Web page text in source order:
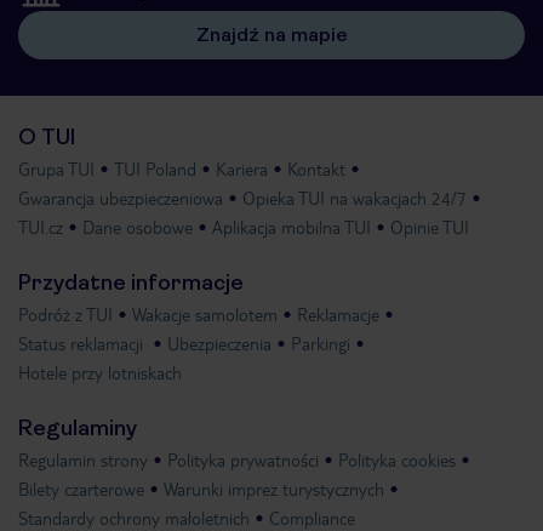
Znajdź na mapie
O TUI
Grupa TUI TUI Poland Kariera
Kontakt
Gwarancja ubezpieczeniowa
Opieka TUI na wakacjach 24/7
TUI.cz
Dane osobowe Aplikacja mobilna TUI Opinie TUI
Przydatne informacje
Podróż z TUI Wakacje samolotem
Reklamacje
Status reklamacji
Ubezpieczenia
Parkingi
Hotele przy lotniskach
Regulaminy
Regulamin strony Polityka prywatności
Polityka cookies
Bilety czarterowe
Warunki imprez turystycznych
Standardy ochrony małoletnich
Compliance